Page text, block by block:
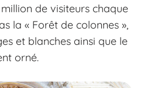
de visiteurs chaque
la « Forêt de colonnes »,
et blanches ainsi que le
orné.